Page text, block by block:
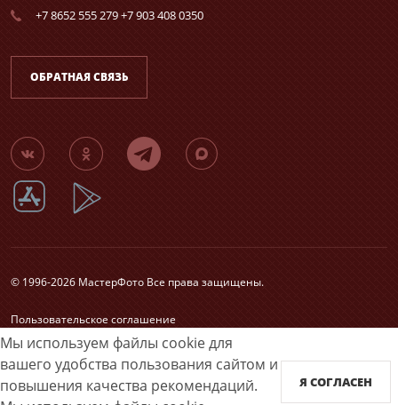
Мы используем файлы cookie для
вашего удобства пользования сайтом и
повышения качества рекомендаций.
Я СОГЛАСЕН
+7 8652 555 279 +7 903 408 0350
ОБРАТНАЯ СВЯЗЬ
© 1996-2026 МастерФото Все права защищены.
Пользовательское соглашение
Согласие на обработку персональных данных
Карта сайта
Принимаем к оплате